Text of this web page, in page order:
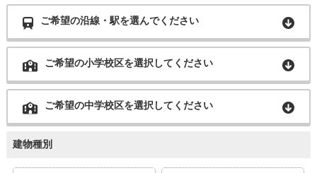
ご希望の沿線・駅を選んでください
ご希望の小学校区を選択してください
ご希望の中学校区を選択してください
建物種別